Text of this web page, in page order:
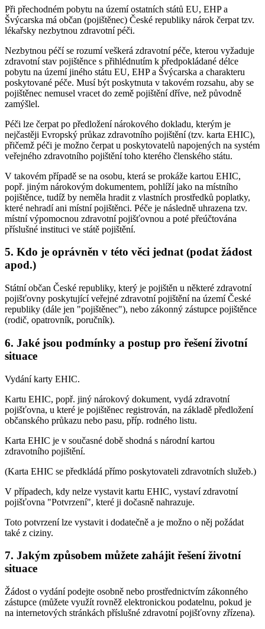
Při přechodném pobytu na území ostatních států EU, EHP a
Švýcarska má občan (pojištěnec) České republiky nárok čerpat tzv.
lékařsky nezbytnou zdravotní péči.
Nezbytnou péčí se rozumí veškerá zdravotní péče, kterou vyžaduje
zdravotní stav pojištěnce s přihlédnutím k předpokládané délce
pobytu na území jiného státu EU, EHP a Švýcarska a charakteru
poskytované péče. Musí být poskytnuta v takovém rozsahu, aby se
pojištěnec nemusel vracet do země pojištění dříve, než původně
zamýšlel.
Péči lze čerpat po předložení nárokového dokladu, kterým je
nejčastěji Evropský průkaz zdravotního pojištění (tzv. karta EHIC),
přičemž péči je možno čerpat u poskytovatelů napojených na systém
veřejného zdravotního pojištění toho kterého členského státu.
V takovém případě se na osobu, která se prokáže kartou EHIC,
popř. jiným nárokovým dokumentem, pohlíží jako na místního
pojištěnce, tudíž by neměla hradit z vlastních prostředků poplatky,
které nehradí ani místní pojištěnci. Péče je následně uhrazena tzv.
místní výpomocnou zdravotní pojišťovnou a poté přeúčtována
příslušné instituci ve státě pojištění.
5. Kdo je oprávněn v této věci jednat (podat žádost
apod.)
Státní občan České republiky, který je pojištěn u některé zdravotní
pojišťovny poskytující veřejné zdravotní pojištění na území České
republiky (dále jen "pojištěnec"), nebo zákonný zástupce pojištěnce
(rodič, opatrovník, poručník).
6. Jaké jsou podmínky a postup pro řešení životní
situace
Vydání karty EHIC.
Kartu EHIC, popř. jiný nárokový dokument, vydá zdravotní
pojišťovna, u které je pojištěnec registrován, na základě předložení
občanského průkazu nebo pasu, příp. rodného listu.
Karta EHIC je v současné době shodná s národní kartou
zdravotního pojištění.
(Karta EHIC se předkládá přímo poskytovateli zdravotních služeb.)
V případech, kdy nelze vystavit kartu EHIC, vystaví zdravotní
pojišťovna "Potvrzení", které ji dočasně nahrazuje.
Toto potvrzení lze vystavit i dodatečně a je možno o něj požádat
také z ciziny.
7. Jakým způsobem můžete zahájit řešení životní
situace
Žádost o vydání podejte osobně nebo prostřednictvím zákonného
zástupce (můžete využít rovněž elektronickou podatelnu, pokud je
na internetových stránkách příslušné zdravotní pojišťovny zřízena).